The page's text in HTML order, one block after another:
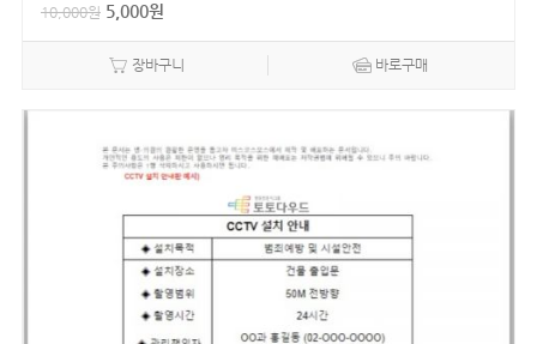
10,000원 5,000원
장바구니 바로구매